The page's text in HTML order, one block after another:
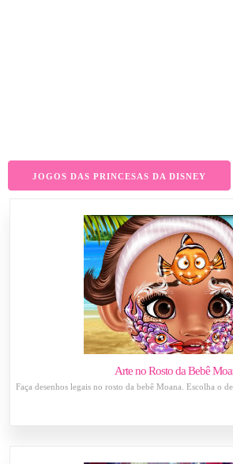
JOGOS DAS PRINCESAS DA DISNEY
Arte no Rosto da Bebê
Faça desenhos legais no rosto da bebê Moana. Escolha o